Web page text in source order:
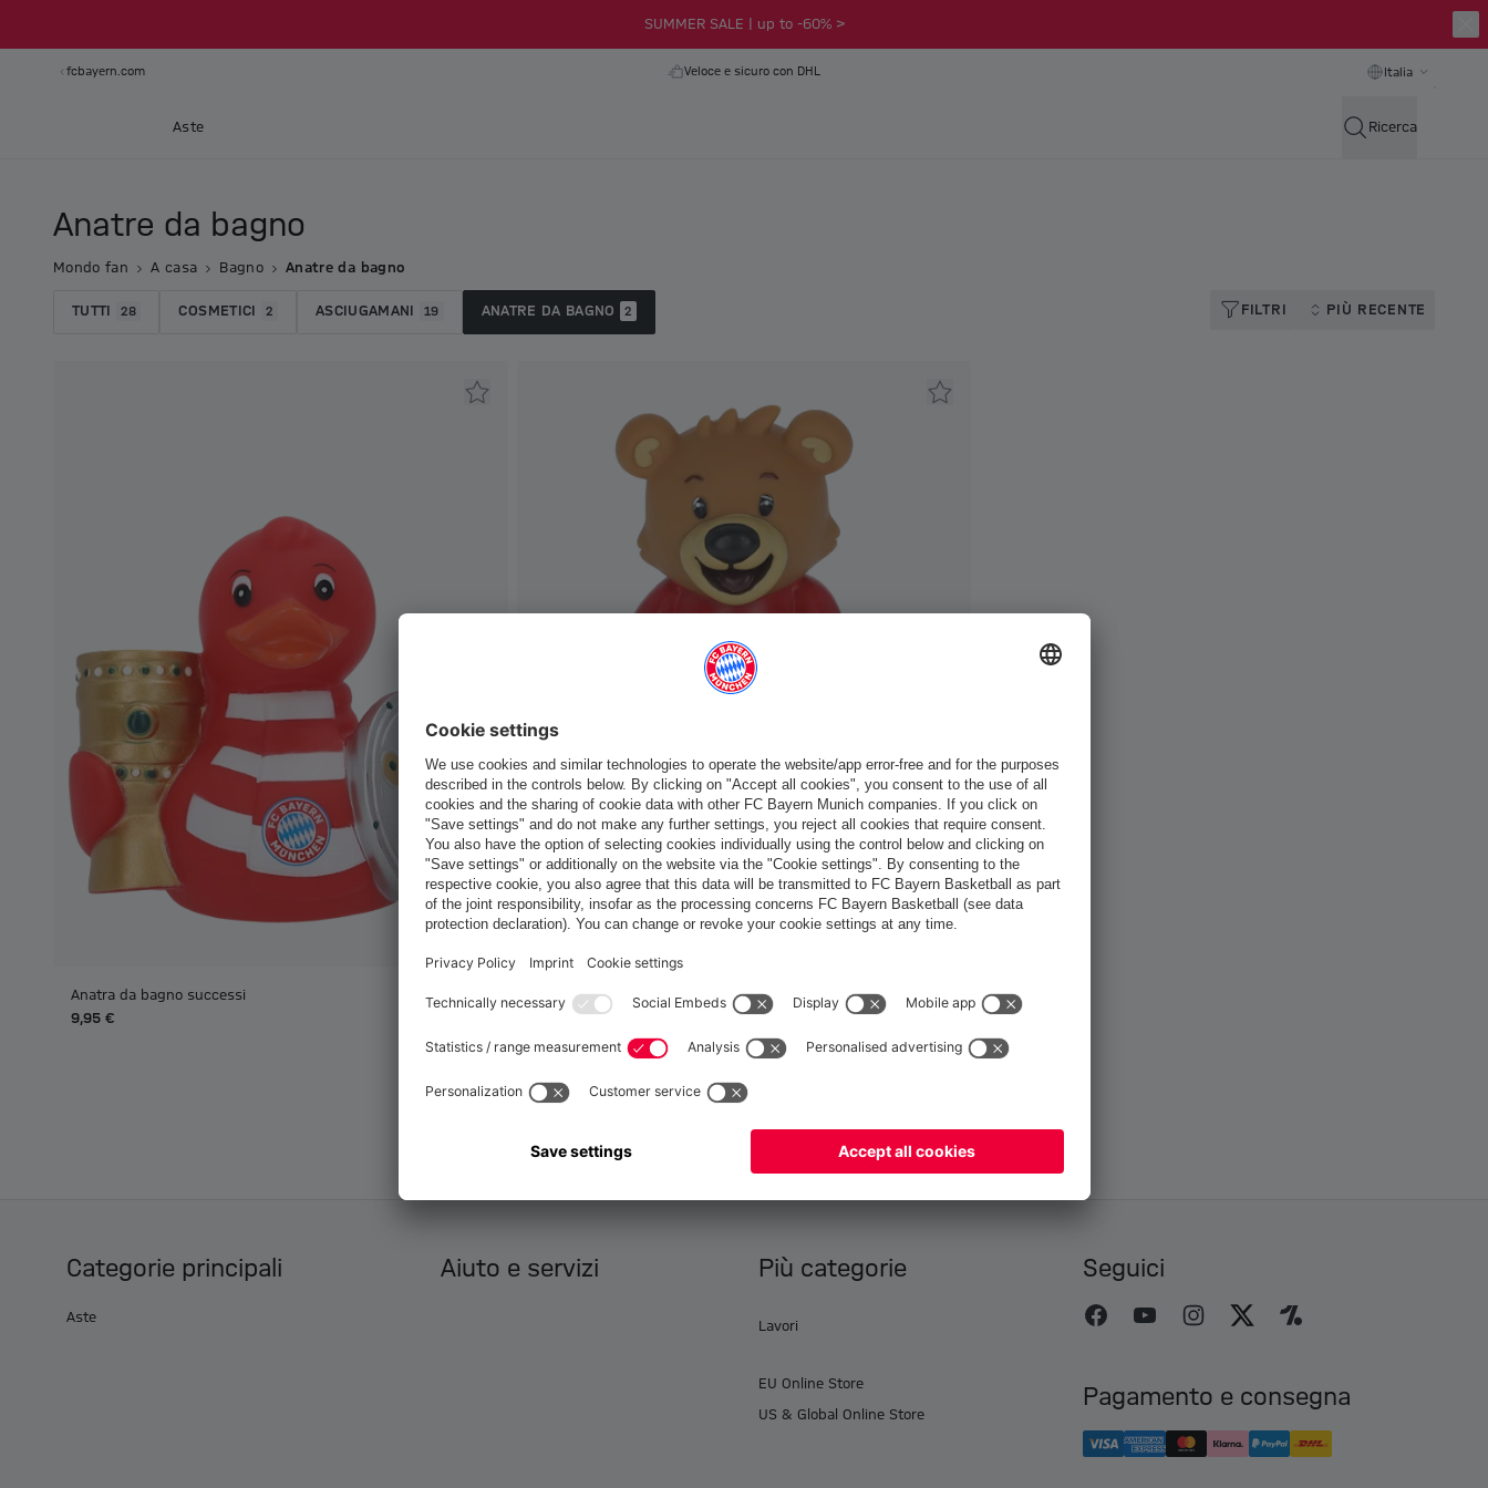
SUMMER SALE | up to -60% >
fcbayern.com Veloce e sicuro con DHL Italia
Aste Ricerca
Anatre da bagno
Mondo fan A casa Bagno Anatre da bagno
TUTTI 28 COSMETICI 2 ASCIUGAMANI 19 ANATRE DA BAGNO 2 FILTRI PIÙ RECENTE
Anatra da bagno successi
9,95 €
Anatra da bagno Berni
Categorie principali
Aste
Aiuto e servizi Più categorie
Lavori
EU Online Store
US & Global Online Store
Seguici
Pagamento e consegna
Vuoi rimanere nel negozioItaliano ?
Globaleper consegnare lì!